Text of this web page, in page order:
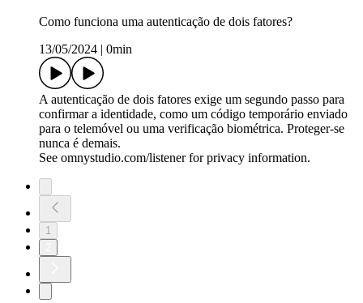
Como funciona uma autenticação de dois fatores?
13/05/2024
0min
A autenticação de dois fatores exige um segundo passo para
confirmar a identidade, como um código temporário enviado
para o telemóvel ou uma verificação biométrica. Proteger-se
nunca é demais.
See omnystudio.com/listener for privacy information.
1